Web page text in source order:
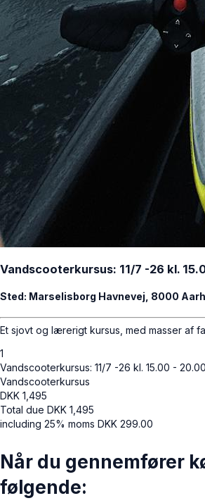
Vandscooterkursus: 11/7 -26 kl.
Sted: Marselisborg Havnevej, 8000
Et sjovt og lærerigt kursus, med masser af
1
Vandscooterkursus: 11/7 -26 kl. 15.00 -
Vandscooterkursus
DKK 1,495
Total due DKK 1,495
including 25% moms DKK 299.00
Når du gennemfører
følgende: